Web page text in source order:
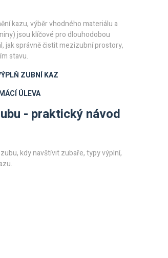
kazu, výběr vhodného materiálu a
jsou klíčové pro dlouhodobou
jak správně čistit mezizubní prostory,
stavu.
ZUBNÍ KAZ
ÚLEVA
- praktický návod
kdy navštívit zubaře, typy výplní,